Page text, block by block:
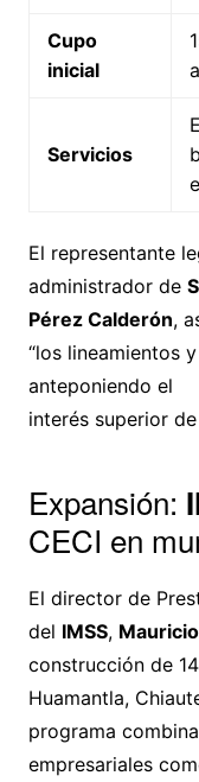
Cupo
inicial
Servicios
El representante
administrador de
Pérez Calderón,
“los lineamientos
anteponiendo el
interés superior de
Expansión:
CECI en
El director de
del IMSS,
construcción de
Huamantla,
programa
empresariales